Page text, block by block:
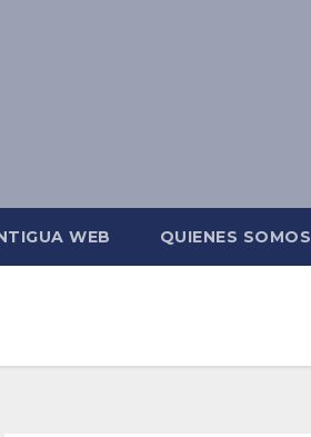
WEB QUIENES SOMOS